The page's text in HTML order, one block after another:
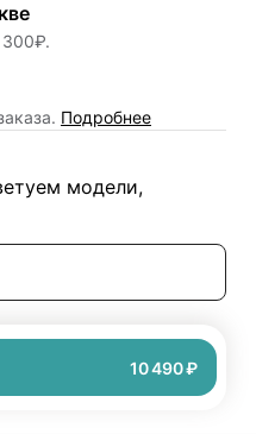
300₽.
Подробнее
модели,
10 490 ₽